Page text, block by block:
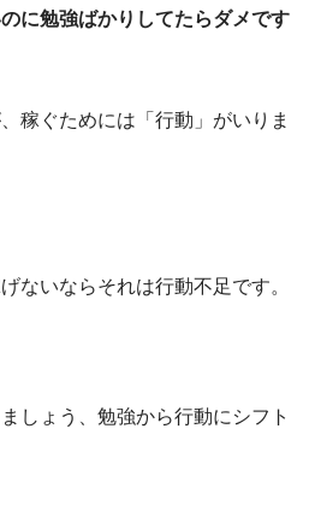
に勉強ばかりしてたらダメです
稼ぐためには「行動」がいりま
ないならそれは行動不足です。
しょう、勉強から行動にシフト